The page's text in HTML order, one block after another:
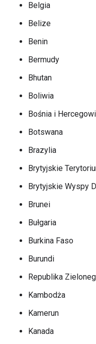
Belgia
Belize
Benin
Bermudy
Bhutan
Boliwia
Bośnia i
Botswana
Brazylia
Brytyjskie
Brytyjskie Wyspy
Brunei
Bułgaria
Burkina Faso
Burundi
Republika
Kambodża
Kamerun
Kanada